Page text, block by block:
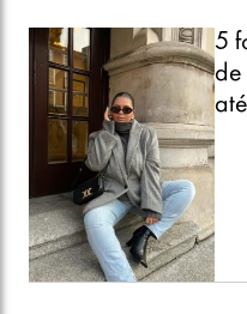
5
de